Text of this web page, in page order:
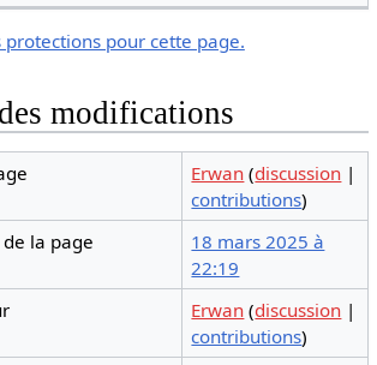
pour cette page.
modifications
Erwan (discussion |
contributions)
la page
18 mars 2025 à
22:19
Erwan (discussion |
contributions)